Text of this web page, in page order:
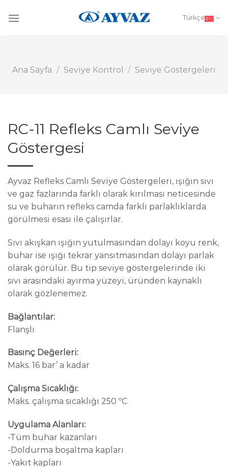
Türkçe
Ana Sayfa / Seviye Kontrol / Seviye Göstergeleri
RC-11 Refleks Camlı Seviye
Göstergesi
Ayvaz Refleks Camlı Seviye Göstergeleri, ışığın sıvı
ve gaz fazlarında farklı olarak kırılması neticesinde
su ve buharın refleks camda farklı parlaklıklarda
görülmesi esası ile çalışırlar.
Sıvı akışkan ışığın yutulmasından dolayı koyu renk,
buhar ise ışığı tekrar yansıtmasından dolayı parlak
olarak görülür. Bu tip seviye göstergelerinde iki
sıvı arasındaki ayırma yüzeyi, üründen kaynaklı
olarak gözlenemez.
Bağlantılar:
Flanşlı
Basınç Değerleri:
Maks. 16 bar’ a kadar
Çalışma Sıcaklığı:
Maks. çalışma sıcaklığı 250 ºC
Uygulama Alanları:
-Tüm buhar kazanları
-Doldurma boşaltma kapları
-Yakıt kapları